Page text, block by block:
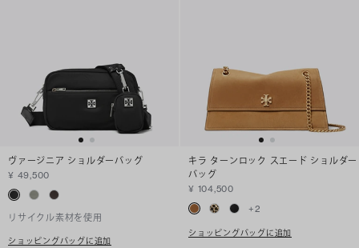
ヴァージニア ショルダーバッグ
¥ 49,500
リサイクル素材を使用
ショッピングバッグに追加
キラ ターンロック スエード ショルダー
バッグ
¥ 104,500
+2
ショッピングバッグに追加